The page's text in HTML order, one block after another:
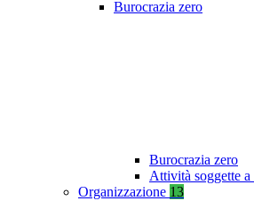
Burocrazia zero
Burocrazia zero
Attività soggette
Organizzazione 13